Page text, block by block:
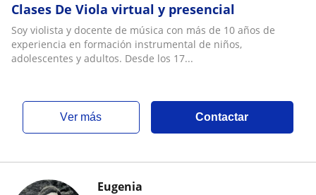
Clases De Viola virtual y presencial
Soy violista y docente de música con más de 10 años de
experiencia en formación instrumental de niños,
adolescentes y adultos. Desde los 17...
ver más Contactar
Eugenia